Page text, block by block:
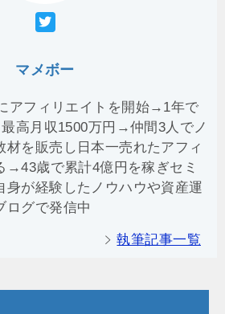
マメボー
アフィリエイトを開始→1年で
高月収1500万円→仲間3人でノ
材を販売し日本一売れたアフィ
→43歳で累計4億円を稼ぎセミ
が経験したノウハウや資産運
ログで発信中
執筆記事一覧